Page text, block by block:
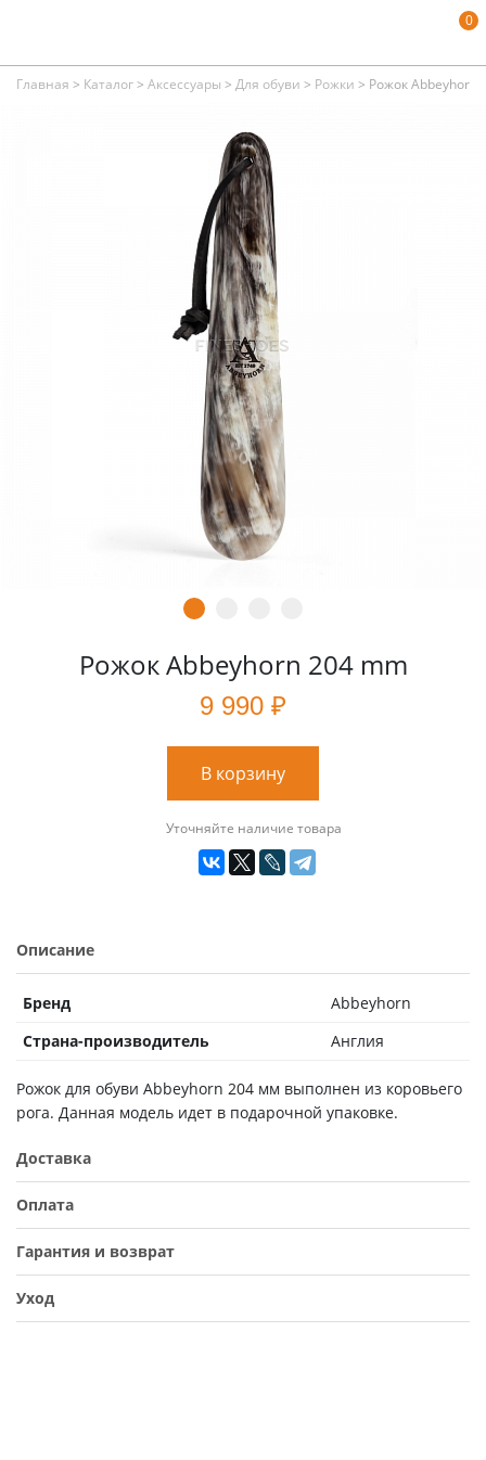
0
Главная > Каталог> Аксессуары > Для обуви > Рожки > Рожок Abbeyhorn
Рожок Abbeyhorn 204 mm
9 990 ₽
В корзину
Уточняйте наличие товара
Описание
Бренд
Abbeyhorn
Страна-производитель
Англия
Рожок для обуви Abbeyhorn 204 мм выполнен из коровьего
рога. Данная модель идет в подарочной упаковке.
Доставка
Оплата
Гарантия и возврат
Уход